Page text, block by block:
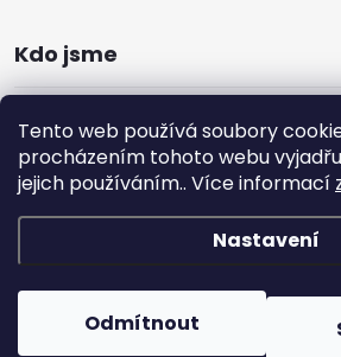
Tento web používá soubory
procházením tohoto webu
jejich používáním.. Více informací
Nastavení
Odmítnout
Kdo jsme
Informace k nákupu
Partnerské projekty
Všechna práva